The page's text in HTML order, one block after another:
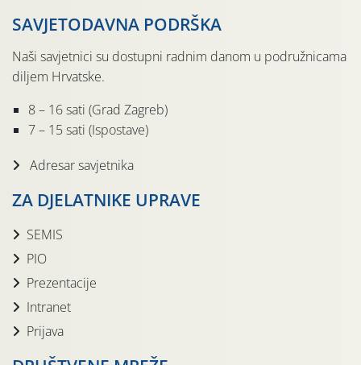
SAVJETODAVNA PODRŠKA
Naši savjetnici su dostupni radnim danom u podružnicama
diljem Hrvatske.
8 – 16 sati (Grad Zagreb)
7 – 15 sati (Ispostave)
Adresar savjetnika
ZA DJELATNIKE UPRAVE
SEMIS
PIO
Prezentacije
Intranet
Prijava